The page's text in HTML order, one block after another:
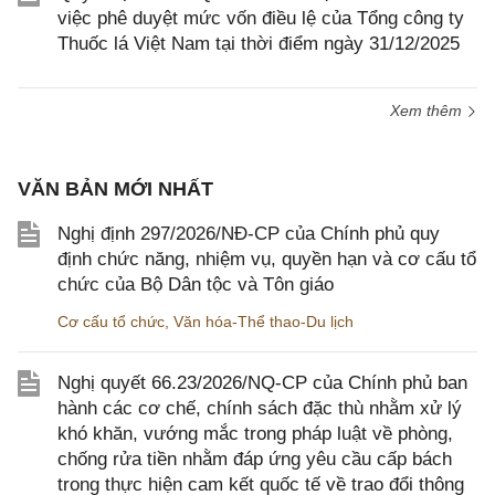
việc phê duyệt mức vốn điều lệ của Tổng công ty
Thuốc lá Việt Nam tại thời điểm ngày 31/12/2025
Xem thêm
VĂN BẢN MỚI NHẤT
Nghị định 297/2026/NĐ-CP của Chính phủ quy
định chức năng, nhiệm vụ, quyền hạn và cơ cấu tổ
chức của Bộ Dân tộc và Tôn giáo
Cơ cấu tổ chức Văn hóa-Thể thao-Du lịch
Nghị quyết 66.23/2026/NQ-CP của Chính phủ ban
hành các cơ chế, chính sách đặc thù nhằm xử lý
khó khăn, vướng mắc trong pháp luật về phòng,
chống rửa tiền nhằm đáp ứng yêu cầu cấp bách
trong thực hiện cam kết quốc tế về trao đổi thông